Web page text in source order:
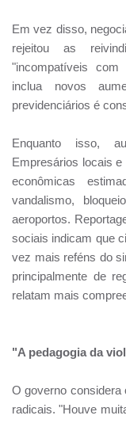
Em vez disso,
rejeitou as
"incompatíveis
inclua novos
previdenciários é
Enquanto isso,
Empresários locais
econômicas
vandalismo,
aeroportos.
sociais indicam que
vez mais reféns do
principalmente de
relatam mais
"A pedagogia da
O governo considera
radicais. "Houve